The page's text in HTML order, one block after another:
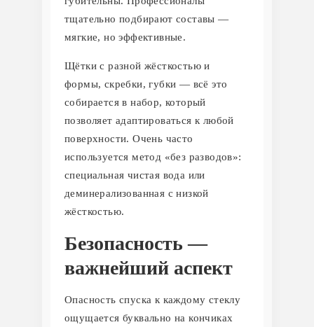
тщательно подбирают составы —
мягкие, но эффективные.
Щётки с разной жёсткостью и
формы, скребки, губки — всё это
собирается в набор, который
позволяет адаптироваться к любой
поверхности. Очень часто
используется метод «без разводов»:
специальная чистая вода или
деминерализованная с низкой
жёсткостью.
Безопасность —
важнейший аспект
Опасность спуска к каждому стеклу
ощущается буквально на кончиках